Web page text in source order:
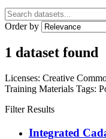
Order by
1 dataset found
Licenses: Creative
Training Materials Tags:
Filter Results
Integrated